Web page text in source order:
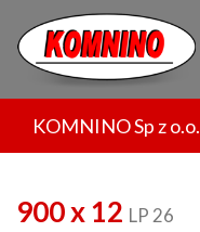
treści
KOMNINO Sp z o.o.
900 x 12 LP 26